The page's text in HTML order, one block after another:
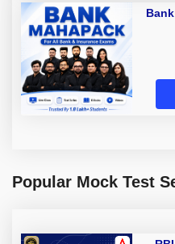
Popular Mock Test